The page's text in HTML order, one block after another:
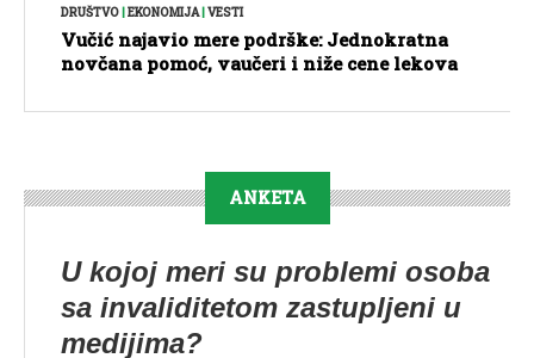
DRUŠTVO|EKONOMIJA|VESTI
Vučić najavio mere podrške: Jednokratna
novčana pomoć, vaučeri i niže cene lekova
ANKETA
U kojoj meri su problemi osoba
sa invaliditetom zastupljeni u
medijima?